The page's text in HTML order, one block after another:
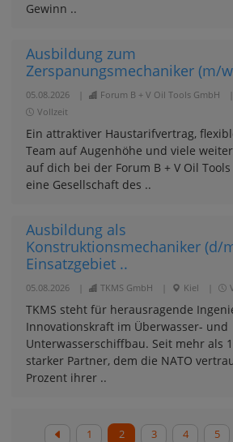
Gewinn ..
Ausbildung zum
Zerspanungsmechaniker (m/
05.08.2026 Forum B + V Oil Tools GmbH
Vollzeit
Ein attraktiver Haus­tarifvertrag,
Team auf Augen­höhe und viele
auf dich bei der Forum B + V Oil
eine Gesell­schaft des ..
Ausbildung als
Konstruktionsmechaniker (d/
Einsatzgebiet ..
05.08.2026 TKMS GmbH Kiel
TKMS steht für herausragende
Innovationskraft im Überwasser- und
Unterwasserschiffbau. Seit mehr als
starker Partner, dem die NATO
Prozent ihrer ..
1 2 3 4 5